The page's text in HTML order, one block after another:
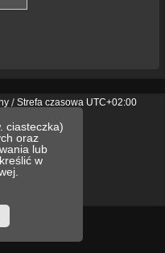
ciasteczka)
oraz
lub
w
Strefa czasowa UTC+02:00